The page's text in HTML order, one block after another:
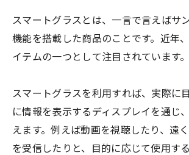
スマートグラスとは、一言で言えばサ
機能を搭載した商品のことです。近年
イテムの一つとして注目されています。
スマートグラスを利用すれば、実際に
に情報を表示するディスプレイを通じ
えます。例えば動画を視聴したり、遠
を受信したりと、目的に応じて使用す